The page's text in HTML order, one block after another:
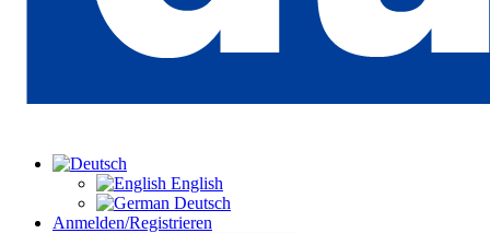
English
Deutsch
Anmelden/Registrieren